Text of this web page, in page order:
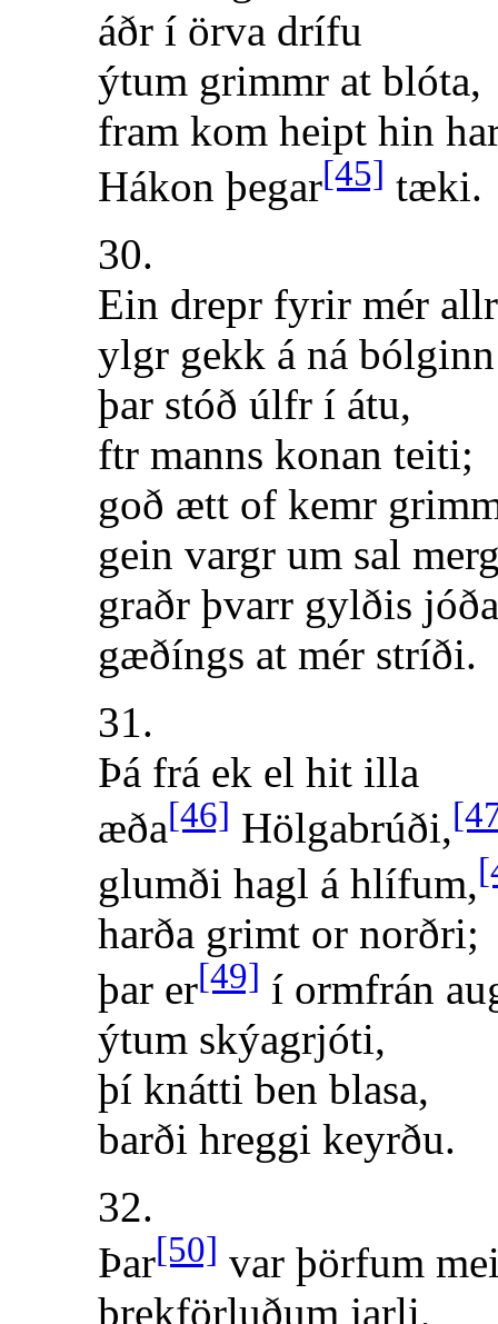
áðr í örva drífu
ýtum grimmr at blóta,
fram kom heipt hin
Hákon þegar[45] tæki.
30.
Ein drepr fyrir mér
ylgr gekk á ná bólginn
þar stóð úlfr í átu,
ftr manns konan teiti;
goð ætt of kemr
gein vargr um sal
graðr þvarr gylðis
gæðíngs at mér stríði.
31.
Þá frá ek el hit illa
æða[46] Hölgabrúði,
glumði hagl á hlífum,
harða grimt or norðri;
þar er[49] í ormfrán
ýtum skýagrjóti,
þí knátti ben blasa,
barði hreggi keyrðu.
32.
Þar[50] var þörfum
þrekförluðum jarli,